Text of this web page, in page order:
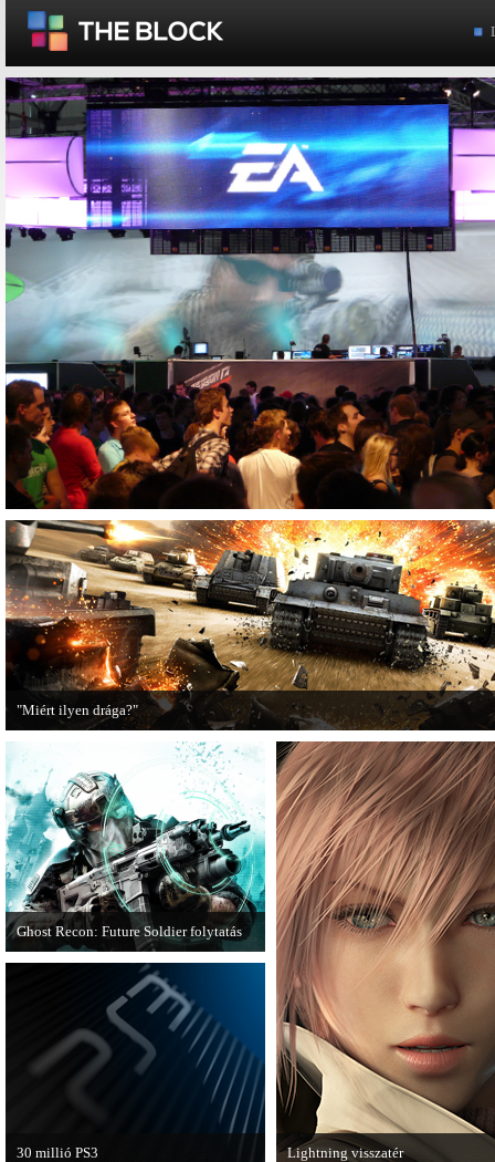
"Miért ilyen drága?"
A PC Guru utánajárt, miért kerülnek olyan sokba a AAA-kategóriás
Ghost Recon: Future Soldier folytatás
Több jel is utal arra, hogy készülőben
van a Ghost Recon: Future Soldier
következő epizódja.
Lightning visszatér
30 millió PS3